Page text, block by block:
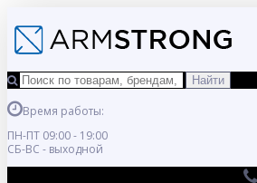
Время работы:
ПН-ПТ 09:00 - 19:00
СБ-ВС - выходной